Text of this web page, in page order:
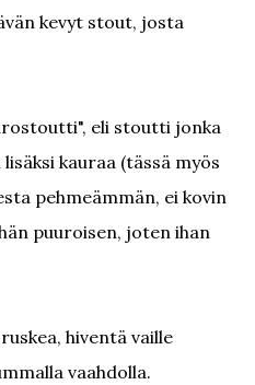
kevyt stout, josta
eli stoutti jonka
kauraa (tässä myös
pehmeämmän, ei kovin
puuroisen, joten ihan
hiventä vaille
vaahdolla.